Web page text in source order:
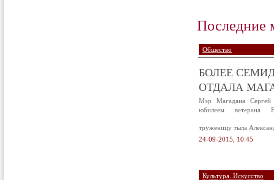
Последние
Общество
БОЛЕЕ
ОТДАЛА
Мэр Магадана Сергей
юбилеем ветерана
труженицу тыла
24-09-2015, 10:45
Культура. Искусство